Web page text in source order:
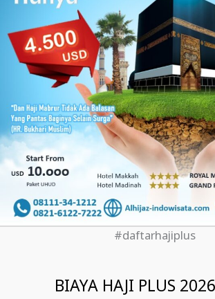
#daftarhajiplus
BIAYA HAJI PLUS